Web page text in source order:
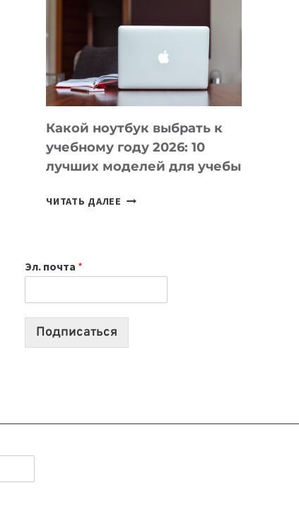
КОТОРЫЕ
СОЗДАВАТЬ
БЕЗ
КОДА
Какой ноутбук выбрать к
учебному году 2026: 10
лучших моделей для учебы
ЧИТАТЬ ДАЛЕЕ КАКОЙ
2026:
10
Эл. почта *
Подписаться